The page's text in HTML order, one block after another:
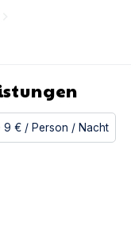
9 € / Person / Nacht